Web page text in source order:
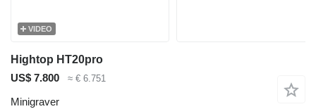
VIDEO
Hightop HT20pro
US$ 7.800
≈ € 6.751
Minigraver